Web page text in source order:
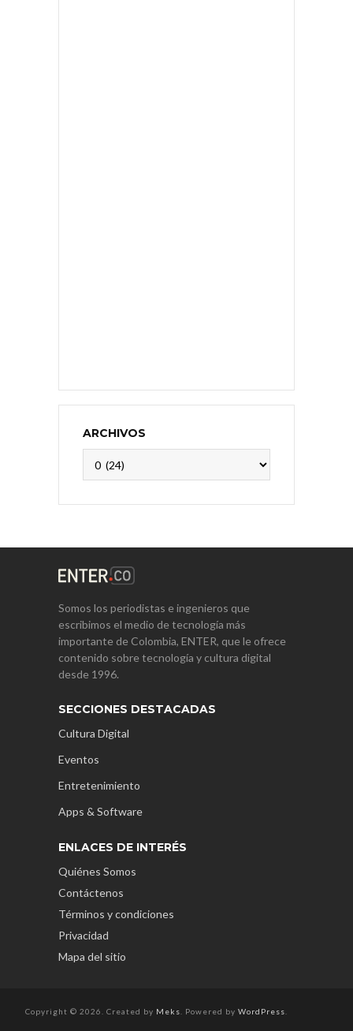
ARCHIVOS
Somos los periodistas e ingenieros que
escribimos el medio de tecnología más
importante de Colombia, ENTER, que le ofrece
contenido sobre tecnología y cultura digital
desde 1996.
SECCIONES DESTACADAS
Cultura Digital
Eventos
Entretenimiento
Apps & Software
ENLACES DE INTERÉS
Quiénes Somos
Contáctenos
Términos y condiciones
Privacidad
Mapa del sitio
Copyright © 2026. Created by Meks . Powered by WordPress